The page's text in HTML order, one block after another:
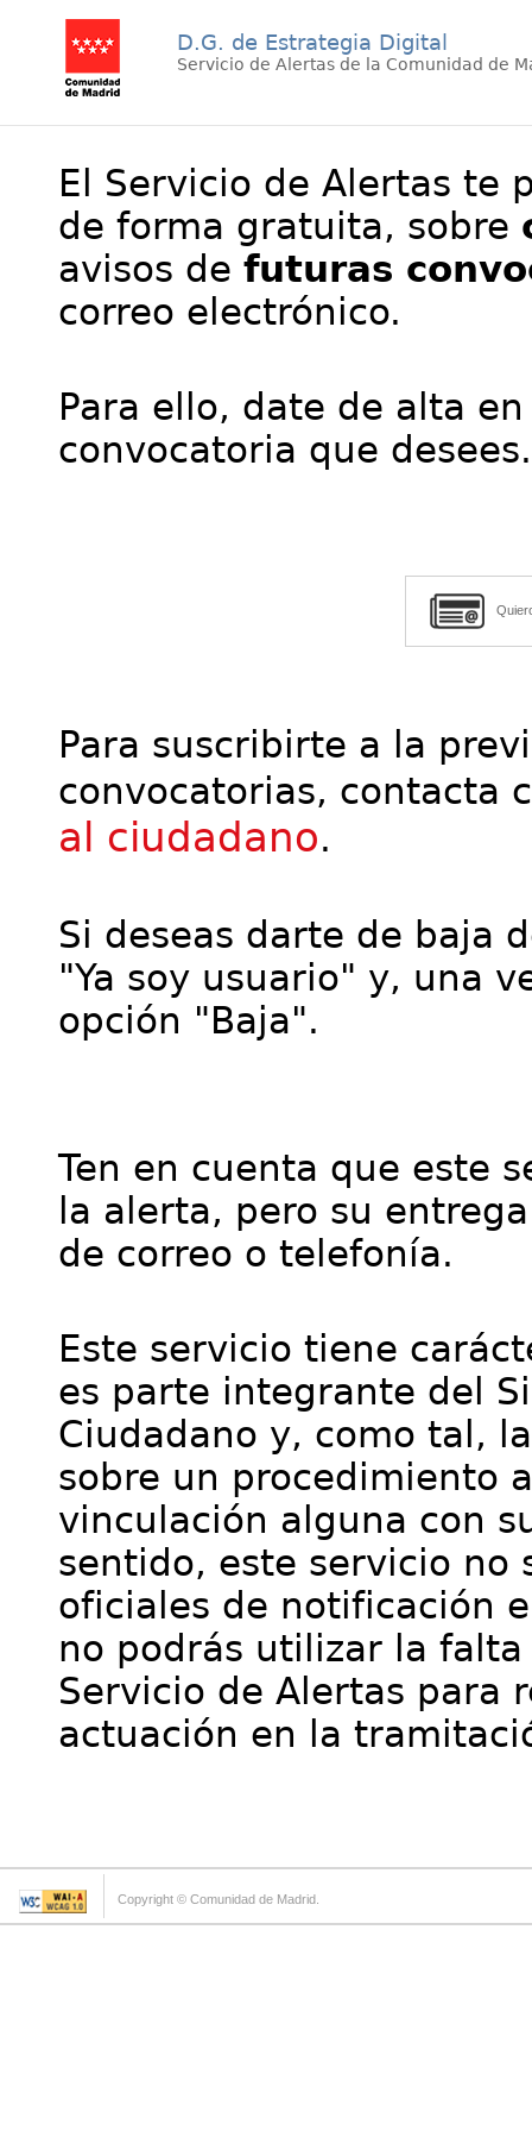
D.G. de Estrategia Digital
Servicio de Alertas de la Comunidad de
El Servicio de Alertas te
de forma gratuita, sobre
avisos de futuras
correo electrónico.
Para ello, date de alta
convocatoria que desees.
Para suscribirte a la
convocatorias, contacta
al ciudadano.
Si deseas darte de baja
"Ya soy usuario" y, una
opción "Baja".
Ten en cuenta que este
la alerta, pero su
de correo o telefonía.
Este servicio tiene
es parte integrante del
Ciudadano y, como tal,
sobre un procedimiento
vinculación alguna con
sentido, este servicio no
oficiales de notificación
no podrás utilizar la
Servicio de Alertas para
actuación en la
Copyright © Comunidad de Madrid.